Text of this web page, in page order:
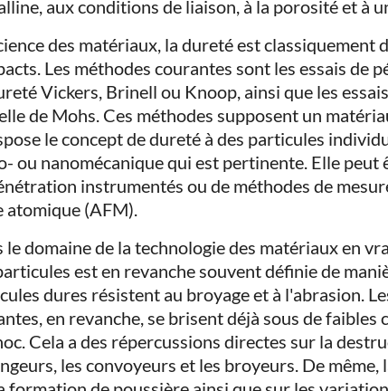
aux conditions de liaison, à la porosité et à
des matériaux, la dureté est classiquement
Les méthodes courantes sont les essais de
Vickers, Brinell ou Knoop, ainsi que les
de Mohs. Ces méthodes supposent un
le concept de dureté à des particules
ou nanomécanique qui est pertinente. Elle peut
instrumentés ou de méthodes de
atomique (AFM).
le domaine de la technologie des matériaux en
est en revanche souvent définie de
dures résistent au broyage et à l'abrasion.
en revanche, se brisent déjà sous de
Cela a des répercussions directes sur la
les convoyeurs et les broyeurs. De